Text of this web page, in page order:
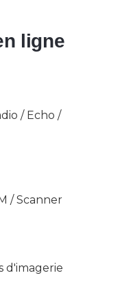
ligne
/ Echo /
/ Scanner
d'imagerie